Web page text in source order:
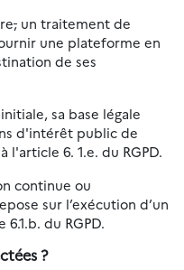
, un traitement de
une plateforme en
de ses
sa base légale
d'intérêt public de
6. 1.e. du RGPD.
continue ou
sur l’exécution d’un
du RGPD.
?